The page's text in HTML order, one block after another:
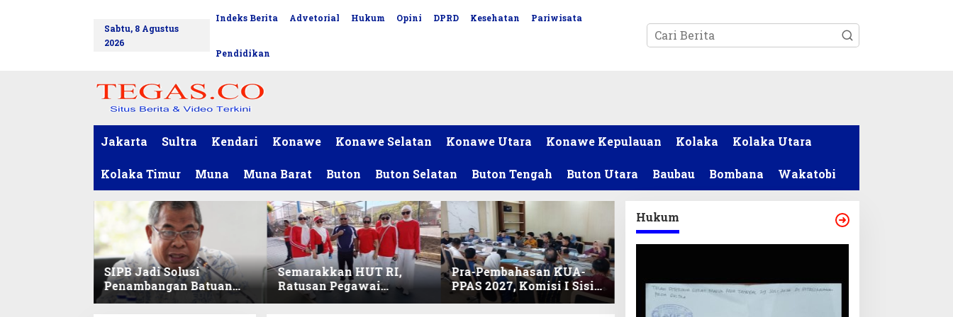
Sabtu, 8 Agustus
2026
Indeks Berita Advetorial Hukum Opini DPRD Kesehatan Pariwisata
Pendidikan
Jakarta Sultra Kendari Konawe Konawe Selatan Konawe Utara Konawe Kepulauan Kolaka Kolaka Utara
Kolaka Timur Muna Muna Barat Buton Buton Selatan Buton Tengah Buton Utara Baubau Bombana Wakatobi
SIPB Jadi Solusi
Penambangan Batuan
Komoditas ex-Golongan
Semarakkan HUT RI,
Ratusan Pegawai
Sekretariat DPRD Sultra
Pra-Pembahasan KUA-
PPAS 2027, Komisi I Sisir
Program Prioritas
Hukum